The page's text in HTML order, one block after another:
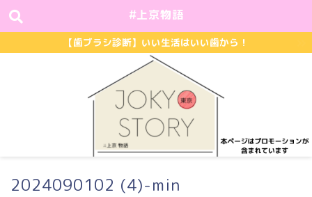
#上京物語
【歯ブラシ診断】いい生活はいい歯から！
2024090102 (4)-min